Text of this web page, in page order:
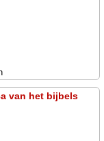
van het bijbels